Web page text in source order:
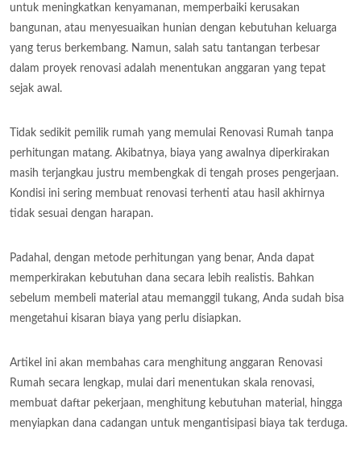
untuk meningkatkan kenyamanan, memperbaiki kerusakan
bangunan, atau menyesuaikan hunian dengan kebutuhan keluarga
yang terus berkembang. Namun, salah satu tantangan terbesar
dalam proyek renovasi adalah menentukan anggaran yang tepat
sejak awal.
Tidak sedikit pemilik rumah yang memulai Renovasi Rumah tanpa
perhitungan matang. Akibatnya, biaya yang awalnya diperkirakan
masih terjangkau justru membengkak di tengah proses pengerjaan.
Kondisi ini sering membuat renovasi terhenti atau hasil akhirnya
tidak sesuai dengan harapan.
Padahal, dengan metode perhitungan yang benar, Anda dapat
memperkirakan kebutuhan dana secara lebih realistis. Bahkan
sebelum membeli material atau memanggil tukang, Anda sudah bisa
mengetahui kisaran biaya yang perlu disiapkan.
Artikel ini akan membahas cara menghitung anggaran Renovasi
Rumah secara lengkap, mulai dari menentukan skala renovasi,
membuat daftar pekerjaan, menghitung kebutuhan material, hingga
menyiapkan dana cadangan untuk mengantisipasi biaya tak terduga.